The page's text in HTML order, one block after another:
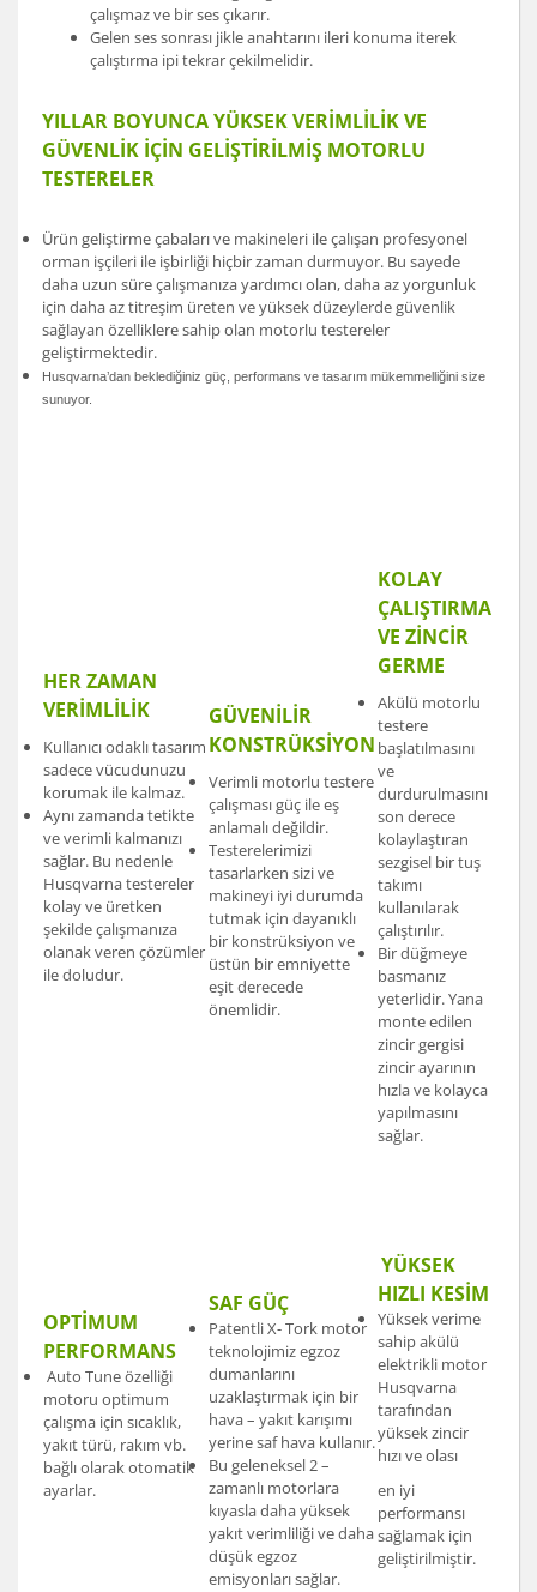
çalışmaz ve bir ses çıkarır.
Gelen ses sonrası jikle anahtarını ileri konuma iterek
çalıştırma ipi tekrar çekilmelidir.
YILLAR BOYUNCA YÜKSEK VERİMLİLİK VE
GÜVENLİK İÇİN GELİŞTİRİLMİŞ MOTORLU
TESTERELER
Ürün geliştirme çabaları ve makineleri ile çalışan profesyonel
orman işçileri ile işbirliği hiçbir zaman durmuyor. Bu sayede
daha uzun süre çalışmanıza yardımcı olan, daha az yorgunluk
için daha az titreşim üreten ve yüksek düzeylerde güvenlik
sağlayan özelliklere sahip olan motorlu testereler
geliştirmektedir.
Husqvarna’dan beklediğiniz güç, performans ve tasarım mükemmelliğini size
sunuyor.
HER ZAMAN
VERİMLİLİK
Kullanıcı odaklı tasarım
sadece vücudunuzu
korumak ile kalmaz.
Aynı zamanda tetikte
ve verimli kalmanızı
sağlar. Bu nedenle
Husqvarna testereler
kolay ve üretken
şekilde çalışmanıza
olanak veren çözümler
ile doludur.
GÜVENİLİR
KONSTRÜKSİYON
Verimli motorlu testere
çalışması güç ile eş
anlamalı değildir.
Testerelerimizi
tasarlarken sizi ve
makineyi iyi durumda
tutmak için dayanıklı
bir konstrüksiyon ve
üstün bir emniyette
eşit derecede
önemlidir.
KOLAY
ÇALIŞTIRMA
VE ZİNCİR
GERME
Akülü motorlu
testere
başlatılmasını
ve
durdurulmasını
son derece
kolaylaştıran
sezgisel bir tuş
takımı
kullanılarak
çalıştırılır.
Bir düğmeye
basmanız
yeterlidir. Yana
monte edilen
zincir gergisi
zincir ayarının
hızla ve kolayca
yapılmasını
sağlar.
OPTİMUM
PERFORMANS
Auto Tune özelliği
motoru optimum
çalışma için sıcaklık,
yakıt türü, rakım vb.
bağlı olarak otomatik
ayarlar.
SAF GÜÇ
Patentli X- Tork motor
teknolojimiz egzoz
dumanlarını
uzaklaştırmak için bir
hava – yakıt karışımı
yerine saf hava kullanır.
Bu geleneksel 2 –
zamanlı motorlara
kıyasla daha yüksek
yakıt verimliliği ve daha
düşük egzoz
emisyonları sağlar.
YÜKSEK
HIZLI KESİM
Yüksek verime
sahip akülü
elektrikli motor
Husqvarna
tarafından
yüksek zincir
hızı ve olası
en iyi
performansı
sağlamak için
geliştirilmiştir.